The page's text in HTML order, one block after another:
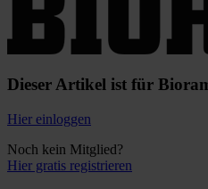
Dieser Artikel ist für
Hier einloggen
Noch kein Mitglied?
Hier gratis registrieren